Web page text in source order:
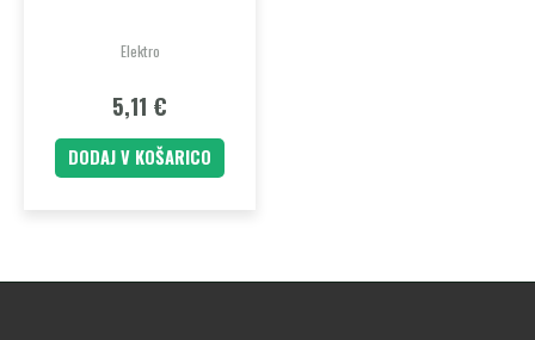
Elektro
5,11 €
DODAJ V KOŠARICO